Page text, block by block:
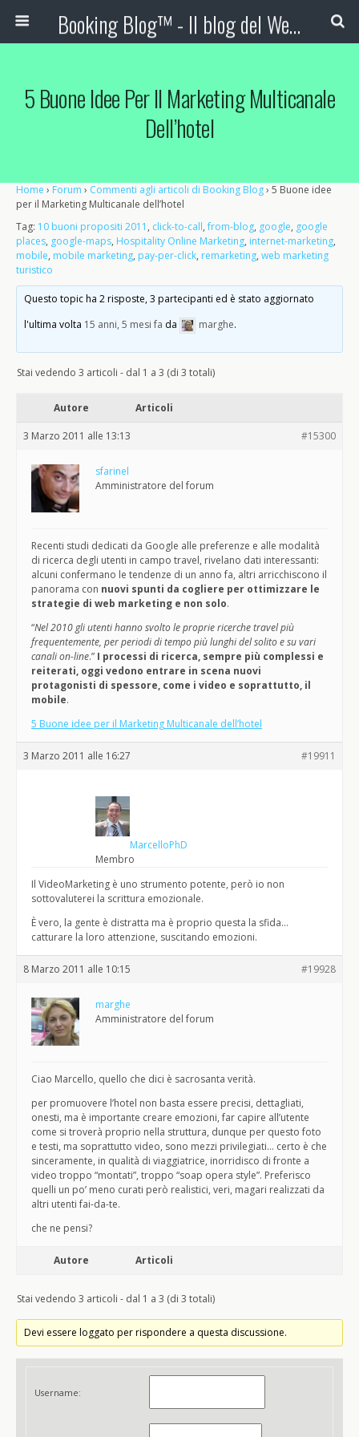
Booking Blog™ - Il blog del Web Marketing Turistico
5 Buone Idee Per Il Marketing Multicanale
Dell’hotel
Home › Forum › Commenti agli articoli di Booking Blog› 5 Buone idee
per il Marketing Multicanale dell’hotel
Tag: 10 buoni propositi 2011 , click-to-call,from-blog, google, google
places, google-maps, Hospitality Online Marketing, internet-marketing,
mobile, mobile marketing, pay-per-click, remarketing, web marketing
turistico
Questo topic ha 2 risposte, 3 partecipanti ed è stato aggiornato
l'ultima volta 15 anni, 5 mesi fa da marghe.
Stai vedendo 3 articoli - dal 1 a 3 (di 3 totali)
Autore Articoli
3 Marzo 2011 alle 13:13 #15300
sfarinel
Amministratore del forum
Recenti studi dedicati da Google alle preferenze e alle modalità
di ricerca degli utenti in campo travel, rivelano dati interessanti:
alcuni confermano le tendenze di un anno fa, altri arricchiscono il
panorama con nuovi spunti da cogliere per ottimizzare le
strategie di web marketing e non solo.
“Nel 2010 gli utenti hanno svolto le proprie ricerche travel più
frequentemente, per periodi di tempo più lunghi del solito e su vari
canali on-line.” I processi di ricerca, sempre più complessi e
reiterati, oggi vedono entrare in scena nuovi
protagonisti di spessore, come i video e soprattutto, il
mobile.
5 Buone idee per il Marketing Multicanale dell’hotel
3 Marzo 2011 alle 16:27 #19911
MarcelloPhD
Membro
Il VideoMarketing è uno strumento potente, però io non
sottovaluterei la scrittura emozionale.
È vero, la gente è distratta ma è proprio questa la sfida…
catturare la loro attenzione, suscitando emozioni.
8 Marzo 2011 alle 10:15 #19928
marghe
Amministratore del forum
Ciao Marcello, quello che dici è sacrosanta verità.
per promuovere l’hotel non basta essere precisi, dettagliati,
onesti, ma è importante creare emozioni, far capire all’utente
come si troverà proprio nella struttura, dunque per questo foto
e testi, ma soprattutto video, sono mezzi privilegiati… certo è che
sinceramente, in qualità di viaggiatrice, inorridisco di fronte a
video troppo “montati”, troppo “soap opera style”. Preferisco
quelli un po’ meno curati però realistici, veri, magari realizzati da
altri utenti fai-da-te.
che ne pensi?
Autore Articoli
Stai vedendo 3 articoli - dal 1 a 3 (di 3 totali)
Devi essere loggato per rispondere a questa discussione.
Username: